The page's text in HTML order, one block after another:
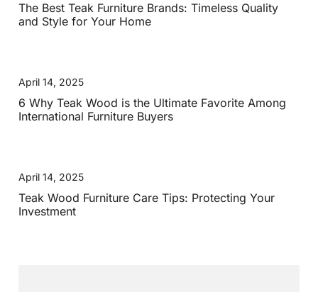
The Best Teak Furniture Brands: Timeless Quality
and Style for Your Home
April 14, 2025
6 Why Teak Wood is the Ultimate Favorite Among
International Furniture Buyers
April 14, 2025
Teak Wood Furniture Care Tips: Protecting Your
Investment